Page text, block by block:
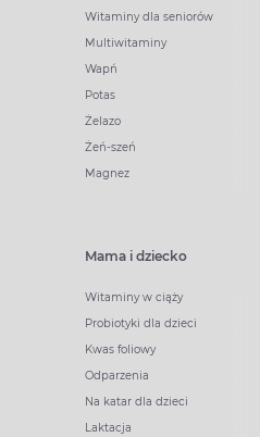
Witaminy dla seniorów
Multiwitaminy
Wapń
Potas
Żelazo
Żeń-szeń
Magnez
Mama i dziecko
Witaminy w ciąży
Probiotyki dla dzieci
Kwas foliowy
Odparzenia
Na katar dla dzieci
Laktacja